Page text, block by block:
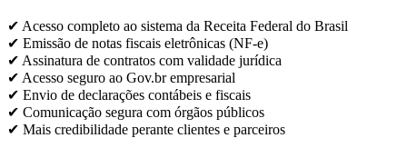
✔ Acesso completo ao sistema da Receita Federal do Brasil
✔ Emissão de notas fiscais eletrônicas (NF-e)
✔ Assinatura de contratos com validade jurídica
✔ Acesso seguro ao Gov.br empresarial
✔ Envio de declarações contábeis e fiscais
✔ Comunicação segura com órgãos públicos
✔ Mais credibilidade perante clientes e parceiros